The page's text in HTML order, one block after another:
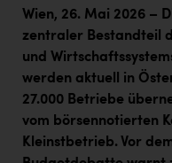
TGW Logistics
TRAILOMAT & Cycling
VERITAS
Vier Diamanten
Wien, 26. Mai 2026 –
zentraler Bestandteil
und
werden aktuell in
27.000 Betriebe
vom börsennotierten
Kleinstbetrieb. Vor